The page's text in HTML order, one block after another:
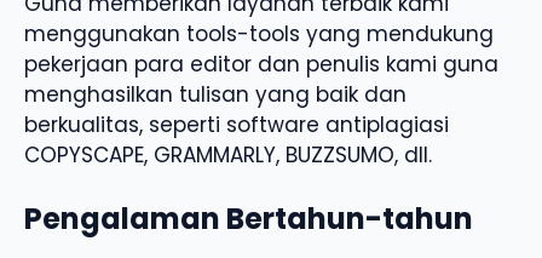
menggunakan tools-tools yang mendukung
pekerjaan para editor dan penulis kami guna
menghasilkan tulisan yang baik dan
berkualitas, seperti software antiplagiasi
COPYSCAPE, GRAMMARLY, BUZZSUMO, dll.
Pengalaman Bertahun-tahun